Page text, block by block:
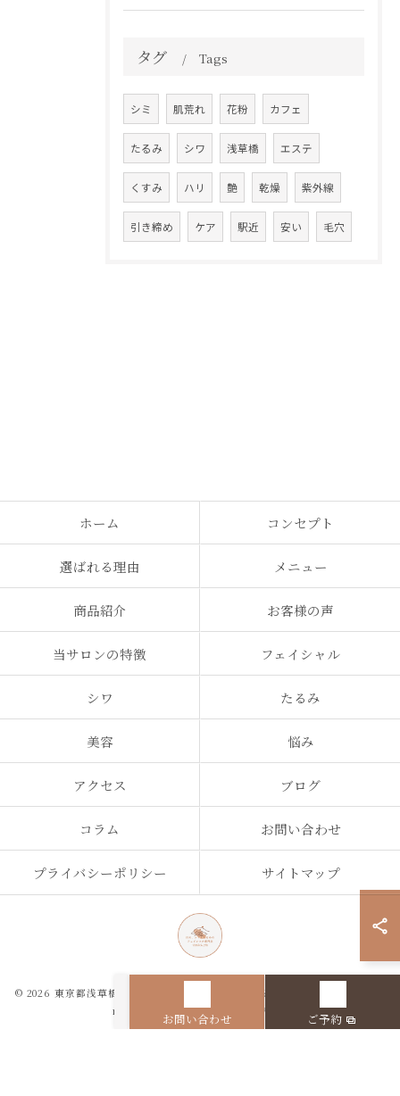
タグ Tags
シミ 肌荒れ 花粉 カフェ
たるみ シワ 浅草橋 エステ
くすみ ハリ 艶 乾燥 紫外線
引き締め ケア 駅近 安い 毛穴
お問い合わせ ご予約
ホーム コンセプト
選ばれる理由 メニュー
商品紹介 お客様の声
当サロンの特徴 フェイシャル
シワ たるみ
美容 悩み
アクセス ブログ
コラム お問い合わせ
プライバシーポリシー サイトマップ
© 2026 東京都浅草橋のエステなら目の、シワとたるみのフェイシャル専門店
regalo ALL RIGHTS RESERVED.